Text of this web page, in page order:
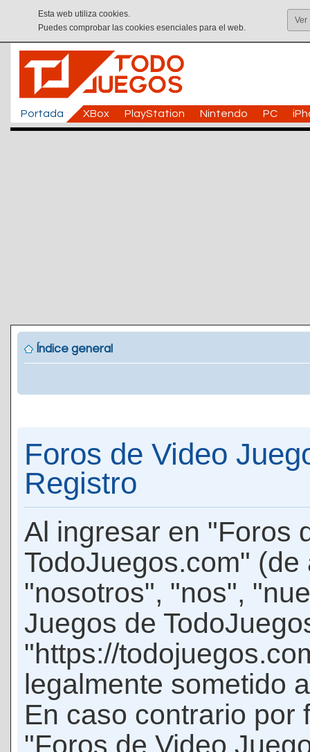
Esta web utiliza cookies.
Puedes comprobar las cookies esenciales para el web.
Ver
Portada XBox PlayStation Nintendo PC
Índice general
Foros de Video
Registro
Al ingresar en "Foros
TodoJuegos.com"
"nosotros", "nos",
Juegos de
"https://
legalmente sometido
En caso contrario por
"Foros de Video